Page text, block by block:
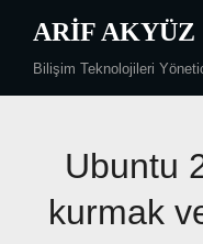
content
ARIF AKYÜZ
Bilişim Teknolojileri
Ubuntu
kurmak